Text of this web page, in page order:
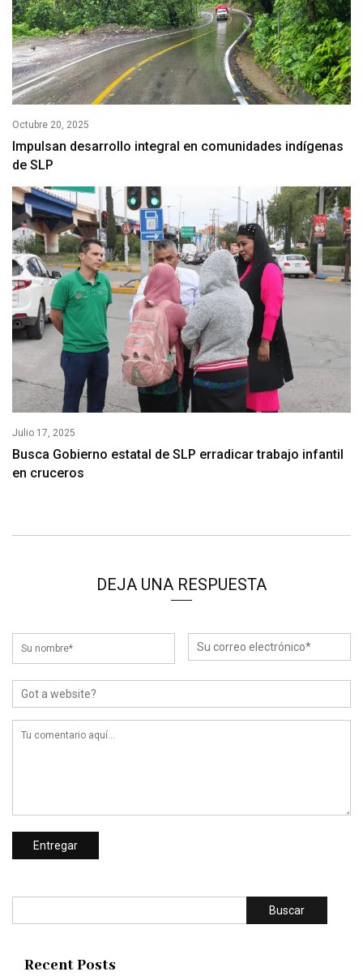
Octubre 20, 2025
Impulsan desarrollo integral en comunidades indígenas
de SLP
Julio 17, 2025
Busca Gobierno estatal de SLP erradicar trabajo infantil
en cruceros
DEJA UNA RESPUESTA
Buscar
Recent Posts